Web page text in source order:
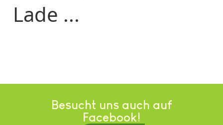
Lade ...
Besucht uns auch auf
Facebook!